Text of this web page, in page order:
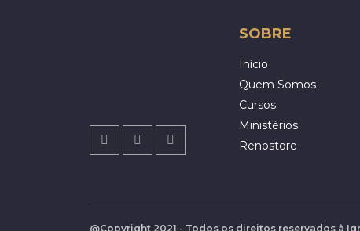
SOBRE
Início
Quem Somos
Cursos
Ministérios
Renostore
@Copyright 2021 - Todos os direitos reservados à